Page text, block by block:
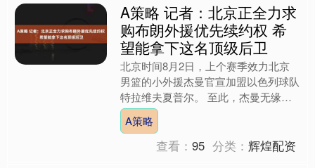
A策略 记者：北京正全力求
购布朗外援优先续约权 希
望能拿下这名顶级后卫
北京时间8月2日，上个赛季效力北京
男篮的小外援杰曼官宣加盟以色列球队
特拉维夫夏普尔。 至此，杰曼无缘新
赛季北京男篮的外援名单。有消息称，
北京男篮正谋求同时求购布....
A策略
查看：95 分类：辉煌配资